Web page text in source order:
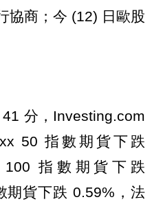
協商；今 (12) 日歐股
分，Investing.com
50 指數期貨下跌
100 指數期貨下跌
期貨下跌 0.59%，法